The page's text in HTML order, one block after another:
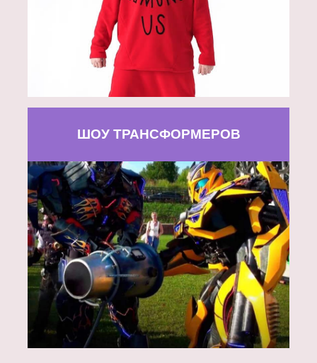
ШОУ ТРАНСФОРМЕРОВ